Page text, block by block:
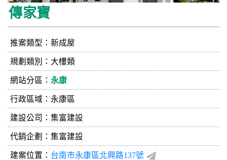
傳家寶
推案類型：新成屋
規劃類別：大樓類
網站分區： 永康
行政區域：永康區
建設公司： 集富建設
代銷企劃：集富建設
建案位置： 台南市永康區北興路137號